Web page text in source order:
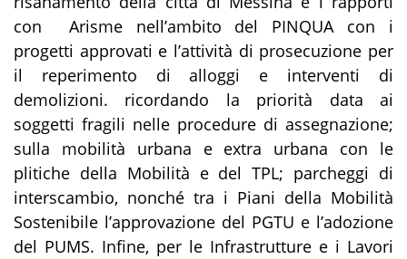
con Arisme nell’ambito del PINQUA con i
progetti approvati e l’attività di prosecuzione per
il reperimento di alloggi e interventi di
demolizioni. ricordando la priorità data ai
soggetti fragili nelle procedure di assegnazione;
sulla mobilità urbana e extra urbana con le
plitiche della Mobilità e del TPL; parcheggi di
interscambio, nonché tra i Piani della Mobilità
Sostenibile l’approvazione del PGTU e l’adozione
del PUMS. Infine, per le Infrastrutture e i Lavori